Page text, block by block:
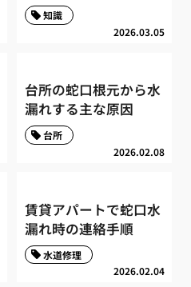
2026.03.05
知識
台所の蛇口根元から水
漏れする主な原因
2026.02.08
台所
賃貸アパートで蛇口水
漏れ時の連絡手順
2026.02.04
水道修理